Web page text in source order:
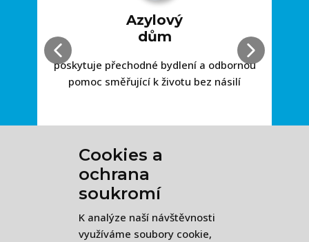
Azylový
dům
poskytuje přechodné bydlení a odbornou
pomoc směřující k životu bez násilí
ZÁSADY ZPRACOVÁNÍ OSOBNÍCH ÚDAJŮ
​Cookies a
ochrana
soukromí
​K analýze naší návštěvnosti
využíváme soubory cookie,